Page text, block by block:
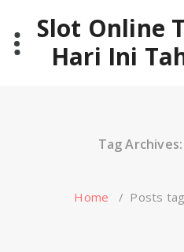
contentSlot Online
Hari Ini
Tag
Home / Posts